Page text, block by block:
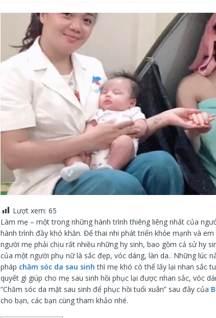
Lượt xem: 65
Làm mẹ – một trong những hành trình thiêng liêng nhất của
hành trình đầy khó khăn. Để thai nhi phát triển khỏe mạnh và
người mẹ phải chịu rất nhiều những hy sinh, bao gồm cả sử hy
của một người phụ nữ là sắc đẹp, vóc dáng, làn da.. Những lúc
pháp chăm sóc da sau sinh thì mẹ khó có thể lấy lại nhan sắc
quyết gì giúp cho mẹ sau sinh hồi phục lại được nhan sắc, vóc
“Chăm sóc da mặt sau sinh để phục hồi tuổi xuân” sau đây của
cho bạn, các bạn cùng tham khảo nhé.